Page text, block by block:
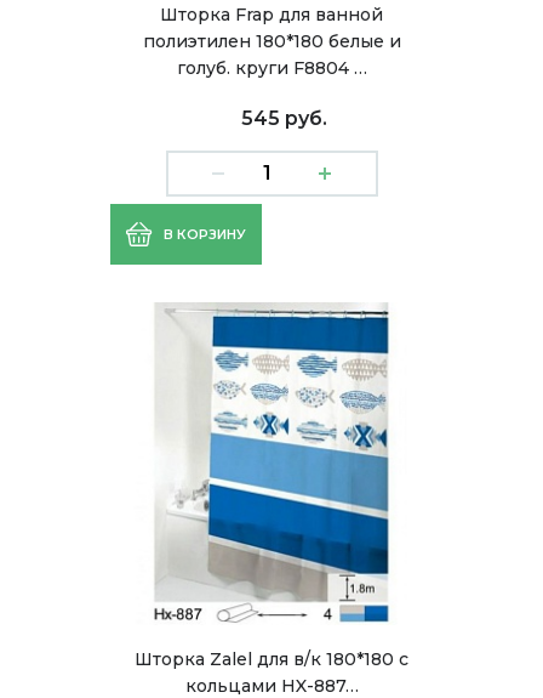
Шторка Frap для ванной
полиэтилен 180*180 белые и
голуб. круги F8804 …
545 руб.
В КОРЗИНУ
Шторка Zalel для в/к 180*180 c
кольцами HX-887…